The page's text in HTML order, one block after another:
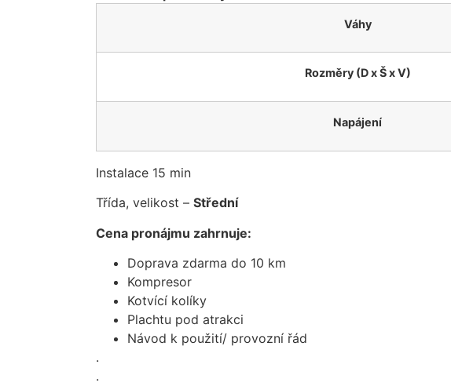
Váhy
Rozměry (D x Š x V)
Napájení
Instalace 15 min
Třída, velikost – Střední
Cena pronájmu zahrnuje:
Doprava zdarma do 10 km
Kompresor
Kotvící kolíky
Plachtu pod atrakci
Návod k použití/ provozní řád
.
.